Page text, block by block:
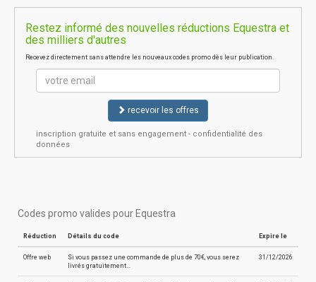
Restez informé des nouvelles réductions Equestra et
des milliers d'autres
Recevez directement sans attendre les nouveaux codes promo dès leur publication.
recevoir les offres
inscription gratuite et sans engagement - confidentialité des
données
Codes promo valides pour Equestra
Réduction Détails du code Expire le
Offre web
Si vous passez une commande de plus de 70€, vous serez
livrés gratuitement…
31/12/2026